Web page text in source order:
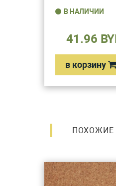
В НАЛИЧИИ
41.96
в корзину
ПОХОЖИЕ